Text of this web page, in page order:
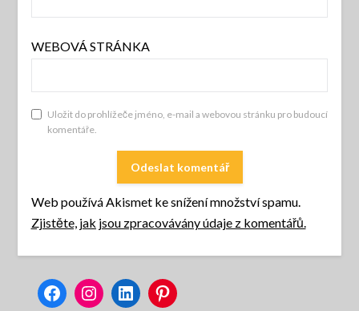
WEBOVÁ STRÁNKA
Uložit do prohlížeče jméno, e-mail a webovou stránku pro budoucí
komentáře.
Web používá Akismet ke snížení množství spamu.
Zjistěte, jak jsou zpracovávány údaje z komentářů.
Facebook
Instagram
LinkedInPinterest